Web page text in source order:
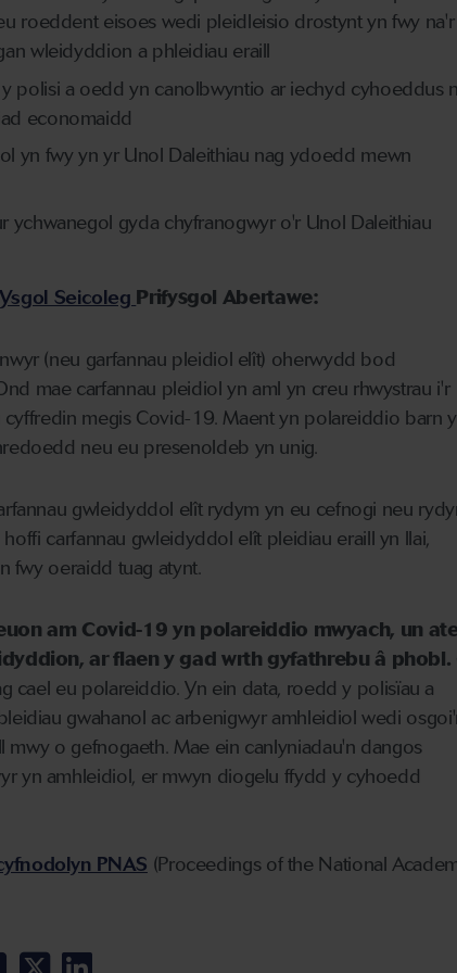
roeddent eisoes wedi pleidleisio drostynt yn fwy na'r
wleidyddion a phleidiau eraill
polisi a oedd yn canolbwyntio ar iechyd cyhoeddus
economaidd
yn fwy yn yr Unol Daleithiau nag ydoedd mewn
ychwanegol gyda chyfranogwyr o'r Unol Daleithiau
Ysgol Seicoleg Prifysgol Abertawe:
(neu garfannau pleidiol elît) oherwydd bod
mae carfannau pleidiol yn aml yn creu rhwystrau i'r
megis Covid-19. Maent yn polareiddio barn y
neu eu presenoldeb yn unig.
gwleidyddol elît rydym yn eu cefnogi neu
carfannau gwleidyddol elît pleidiau eraill yn llai,
fwy oeraidd tuag atynt.
am Covid-19 yn polareiddio mwyach, un
ar flaen y gad wrth gyfathrebu â phobl.
cael eu polareiddio. Yn ein data, roedd y polisïau a
gwahanol ac arbenigwyr amhleidiol wedi
o gefnogaeth. Mae ein canlyniadau'n dangos
yn amhleidiol, er mwyn diogelu ffydd y cyhoedd
PNAS (Proceedings of the National